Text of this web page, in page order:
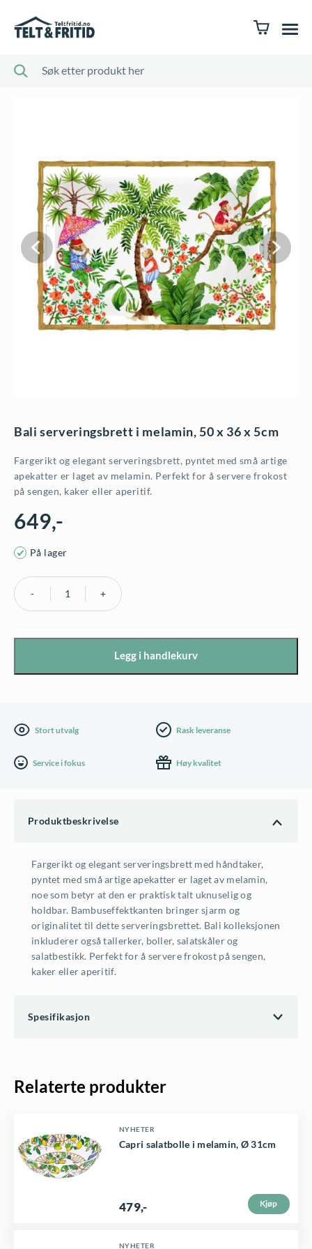
Bali serveringsbrett i melamin, 50 x 36 x 5cm
Fargerikt og elegant serveringsbrett, pyntet med små artige
apekatter er laget av melamin. Perfekt for å servere frokost
på sengen, kaker eller aperitif.
649,-
På lager
Bali
36
5cm
Legg i handlekurv
Stort utvalg Rask leveranse
Service i fokus Høy kvalitet
Produktbeskrivelse
Fargerikt og elegant serveringsbrett med håndtaker,
pyntet med små artige apekatter er laget av melamin,
noe som betyr at den er praktisk talt uknuselig og
holdbar. Bambuseffektkanten bringer sjarm og
originalitet til dette serveringsbrettet. Bali kolleksjonen
inkluderer også tallerker, boller, salatskåler og
salatbestikk. Perfekt for å servere frokost på sengen,
kaker eller aperitif.
Spesifikasjon
Relaterte produkter
NYHETER
Capri salatbolle i melamin, Ø 31cm
479,- Kjøp
NYHETER